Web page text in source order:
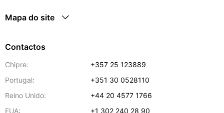
Mapa do site
Contactos
Chipre:
+357 25 123889
Portugal:
+351 30 0528110
Reino Unido:
+44 20 4577 1766
EUA:
+1 302 240 28 90